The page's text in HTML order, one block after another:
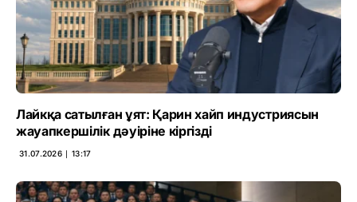
Лайкқа сатылған ұят: Қарин хайп индустриясын
жауапкершілік дәуіріне кіргізді
31.07.2026 ∣ 13:17